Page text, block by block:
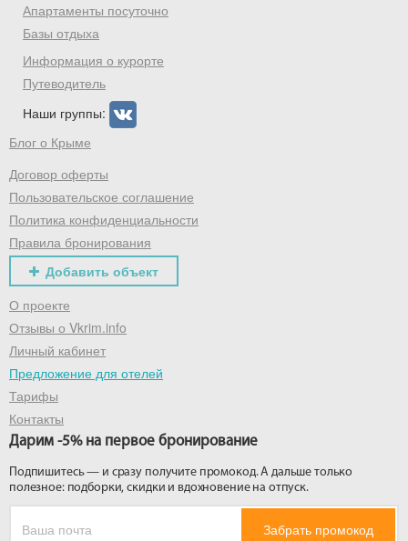
Апартаменты посуточно
Базы отдыха
Информация о курорте
Путеводитель
Наши группы:
Блог о Крыме
Договор оферты
Пользовательское соглашение
Политика конфиденциальности
Правила бронирования
Добавить объект
О проекте
Отзывы о Vkrim.info
Личный кабинет
Предложение для отелей
Тарифы
Контакты
Дарим -5% на первое бронирование
Подпишитесь — и сразу получите промокод. А дальше только
полезное: подборки, скидки и вдохновение на отпуск.
Забрать промокод